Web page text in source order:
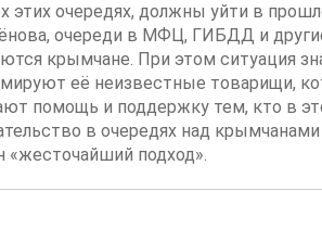
очередях, должны уйти в
очереди в МФЦ, ГИБДД и другие
крымчане. При этом ситуация
её неизвестные товарищи,
помощь и поддержку тем, кто в
в очередях над
подход».